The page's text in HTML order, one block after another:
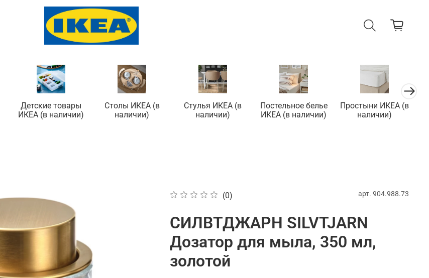
Детские товары
ИКЕА (в наличии)
Столы ИКЕА (в
наличии)
Стулья ИКЕА (в
наличии)
Постельное белье
ИКЕА (в наличии)
Простыни ИКЕА (в
наличии)
(0) арт. 904.988.73
СИЛВТДЖАРН SILVTJARN
Дозатор для мыла, 350 мл,
золотой